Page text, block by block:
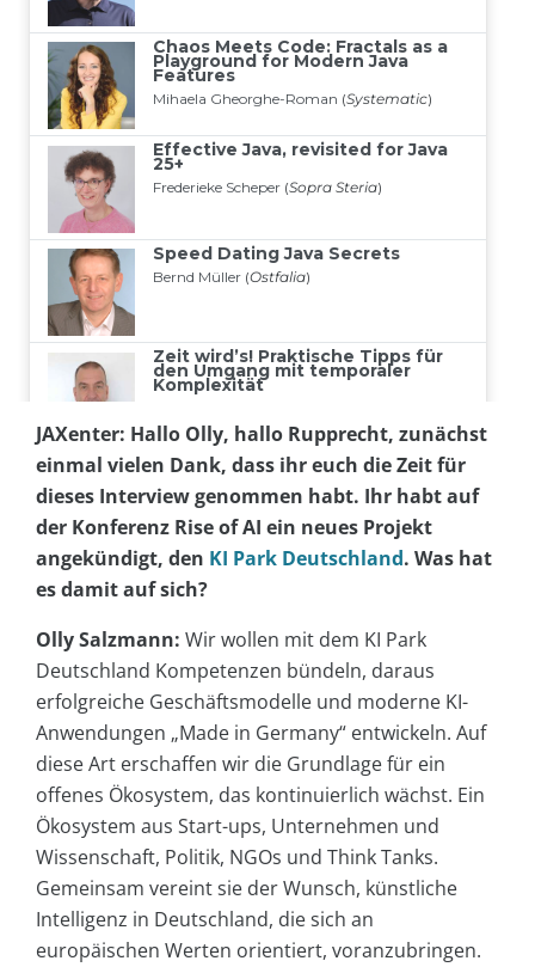
JAXenter: Hallo Olly, hallo Rupprecht, zunächst
einmal vielen Dank, dass ihr euch die Zeit für
dieses Interview genommen habt. Ihr habt auf
der Konferenz Rise of AI ein neues Projekt
angekündigt, den KI Park Deutschland. Was hat
es damit auf sich?
Olly Salzmann: Wir wollen mit dem KI Park
Deutschland Kompetenzen bündeln, daraus
erfolgreiche Geschäftsmodelle und moderne KI-
Anwendungen „Made in Germany“ entwickeln. Auf
diese Art erschaffen wir die Grundlage für ein
offenes Ökosystem, das kontinuierlich wächst. Ein
Ökosystem aus Start-ups, Unternehmen und
Wissenschaft, Politik, NGOs und Think Tanks.
Gemeinsam vereint sie der Wunsch, künstliche
Intelligenz in Deutschland, die sich an
europäischen Werten orientiert, voranzubringen.